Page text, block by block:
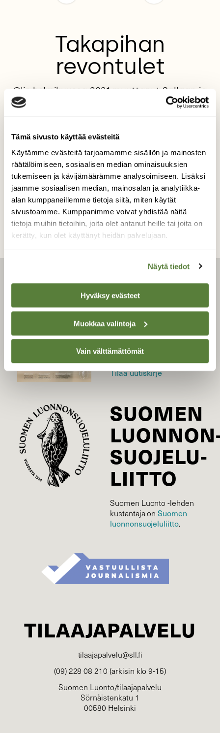
Tämä sivusto käyttää evästeitä
Käytämme evästeitä tarjoamamme sisällön ja mainosten
räätälöimiseen, sosiaalisen median ominaisuuksien
tukemiseen ja kävijämäärämme analysoimiseen. Lisäksi
jaamme sosiaalisen median, mainosalan ja analytiikka-
alan kumppaneillemme tietoja siitä, miten käytät
sivustoamme. Kumppanimme voivat yhdistää näitä
tietoja muihin tietoihin, joita olet antanut heille tai joita on
kerätty, kun olet käyttänyt heidän palvelujaan.
Näytä tiedot
Hyväksy evästeet
Muokkaa valintoja
Vain välttämättömät
Takapihan
revontulet
Olin helmikuussa 2021 muuttanut Sallaan ja
tässä oli ensimmäiset revontulet jotka näin
sekä kuvaaja että kameran akut.
Kuvaaja: Dennis Lehtonen
Kilpailun etusivulle
LEHTI
Uusin lehti
Tilaa Suomen Luonto
Äänestä parasta juttua
Tilaa uutiskirje
SUOMEN
SUOJELU­
LIITTO
Suomen Luonto -lehden
kustantaja onSuomen
luonnonsuojelu­liitto.
TILAAJAPALVELU
tilaajapalvelu@sll.fi
(09) 228 08 210 (arkisin klo 9-15)
Suomen Luonto/tilaajapalvelu
Sörnäistenkatu 1
00580 Helsinki